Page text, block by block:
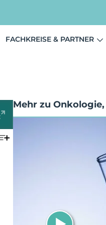
FACHKREISE & PARTNER
Mehr zu Onkologie,